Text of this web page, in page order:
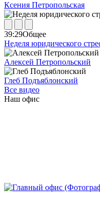
Ксения Петропольская
39:29Общее
Неделя юридического
Алексей Петропольский
Глеб Подъяблонский
Все видео
Наш офис